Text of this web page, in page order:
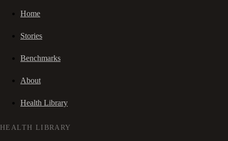
Home
Stories
Benchmarks
About
Health Library
HEALTH LIBRARY